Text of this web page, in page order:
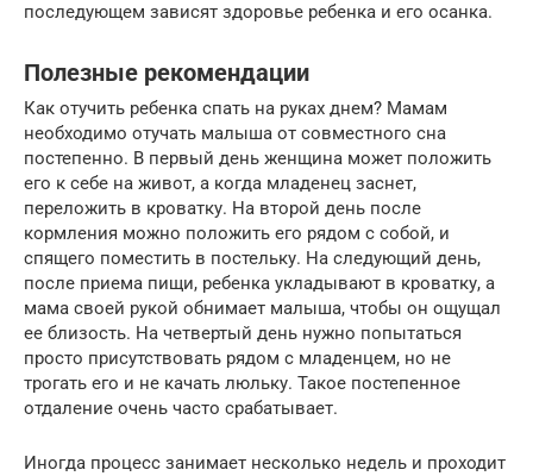
последующем зависят здоровье ребенка и его осанка.
Полезные рекомендации
Как отучить ребенка спать на руках днем? Мамам
необходимо отучать малыша от совместного сна
постепенно. В первый день женщина может положить
его к себе на живот, а когда младенец заснет,
переложить в кроватку. На второй день после
кормления можно положить его рядом с собой, и
спящего поместить в постельку. На следующий день,
после приема пищи, ребенка укладывают в кроватку, а
мама своей рукой обнимает малыша, чтобы он ощущал
ее близость. На четвертый день нужно попытаться
просто присутствовать рядом с младенцем, но не
трогать его и не качать люльку. Такое постепенное
отдаление очень часто срабатывает.
Иногда процесс занимает несколько недель и проходит